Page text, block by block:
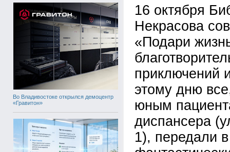
Во Владивостоке открылся демоцентр
«Гравитон»
16 октября
Некрасова
«Подари
приключений
этому дню
юным
диспансера
1), передали